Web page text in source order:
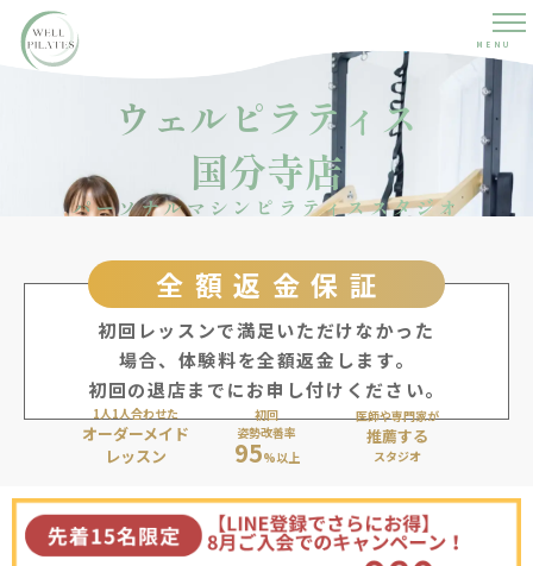
MENU
ウェルピラティス
国分寺店
パーソナルマシンピラティススタジオ
全額返金保証
初回レッスンで満足いただけなかった
場合、体験料を全額返金します。
初回の退店までにお申し付けください。
1人1人合わせた
オーダーメイド
レッスン
初回
姿勢改善率
95%以上
医師や専門家が
推薦する
スタジオ